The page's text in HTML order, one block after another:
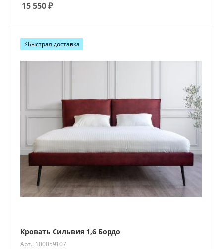
15 550₽
⚡️Быстрая доставка
Кровать Сильвия 1,6 Бордо
Арт.: 100059107